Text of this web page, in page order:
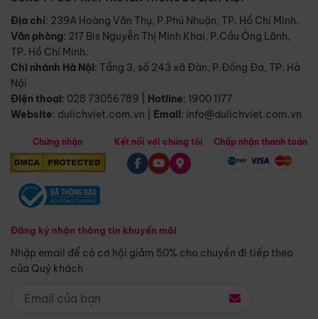
Địa chỉ: 239A Hoàng Văn Thụ, P.Phú Nhuận, TP. Hồ Chí Minh.
Văn phòng: 217 Bis Nguyễn Thị Minh Khai, P.Cầu Ông Lãnh,
TP. Hồ Chí Minh.
Chi nhánh Hà Nội: Tầng 3, số 243 xã Đàn, P.Đống Đa, TP. Hà
Nội
Điện thoại: 028 73056789 Hotline: 1900 1177
Website: dulichviet.com.vn Email: info@dulichviet.com.vn
Chứng nhận
Đăng ký nhận thông tin khuyến mãi
Nhập email để có cơ hội giảm 50% cho chuyến đi tiếp theo
của Quý khách
Kết nối với chúng tôi Chấp nhận thanh toán